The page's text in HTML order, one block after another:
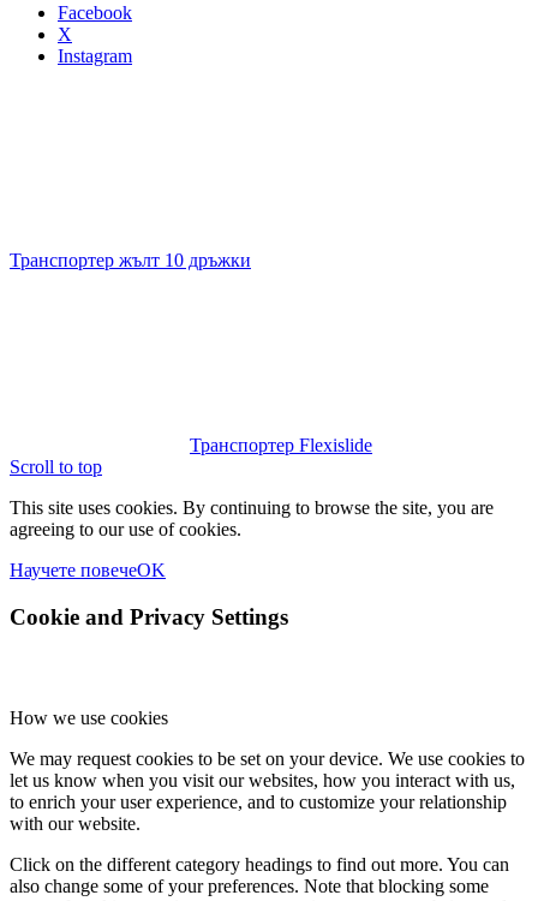
Facebook
X
Instagram
Транспортер жълт 10 дръжки
Транспортер Flexislide
Scroll to top
This site uses cookies. By continuing to browse the site, you are
agreeing to our use of cookies.
Научете повечеOK
Cookie and Privacy Settings
How we use cookies
We may request cookies to be set on your device. We use cookies to
let us know when you visit our websites, how you interact with us,
to enrich your user experience, and to customize your relationship
with our website.
Click on the different category headings to find out more. You can
also change some of your preferences. Note that blocking some